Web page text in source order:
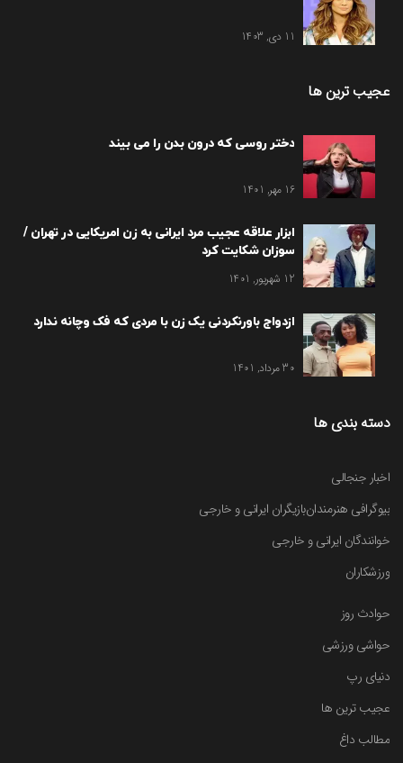
11 دی, 1403
عجیب ترین ها
دختر روسی که درون بدن را می بیند
16 مهر, 1401
ابزار علاقه عجیب مرد ایرانی به زن امریکایی در تهران /
سوزان شکایت کرد
12 شهریور, 1401
ازدواج باورنکردنی یک زن با مردی که فک وچانه ندارد
30 مرداد, 1401
دسته بندی ها
اخبار جنجالی
بیوگرافی هنرمندانبازیگران ایرانی و خارجی
خوانندگان ایرانی و خارجی
ورزشکاران
حوادث روز
حواشی ورزشی
دنیای رپ
عجیب ترین ها
مطالب داغ